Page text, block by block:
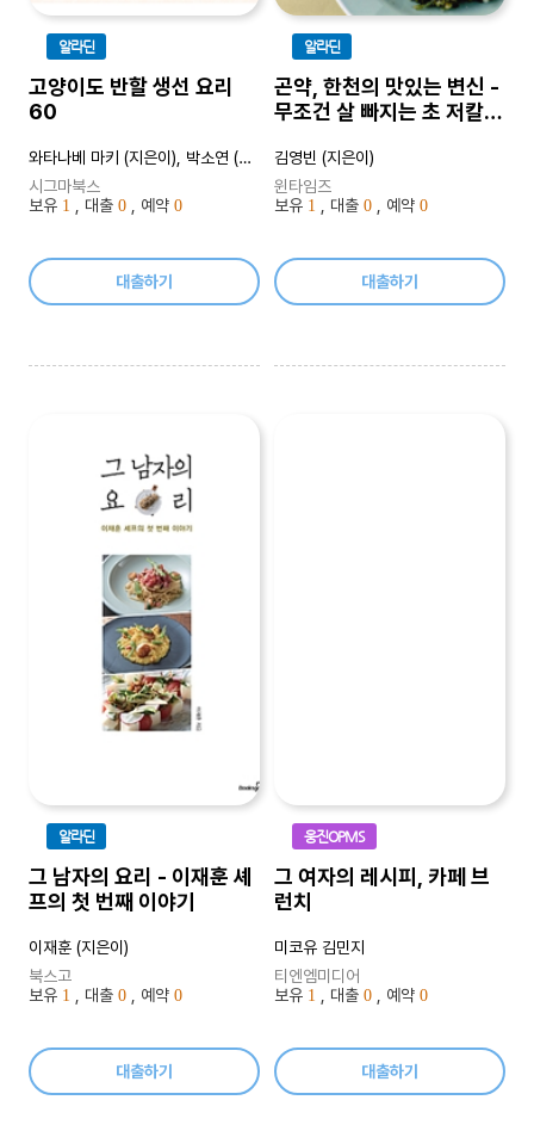
알라딘
고양이도 반할 생선 요리
60
와타나베 마키 (지은이), 박소연 (옮긴이)
시그마북스
보유 1 , 대출 0 , 예약 0
대출하기
알라딘
곤약, 한천의 맛있는 변신 -
무조건 살 빠지는 초 저칼로
김영빈 (지은이)
윈타임즈
보유 1 , 대출 0 , 예약 0
대출하기
알라딘
그 남자의 요리 - 이재훈 셰
프의 첫 번째 이야기
이재훈 (지은이)
북스고
보유 1 , 대출 0 , 예약 0
대출하기
웅진OPMS
그 여자의 레시피, 카페 브
런치
미코유 김민지
티엔엠미디어
보유 1 , 대출 0 , 예약 0
대출하기